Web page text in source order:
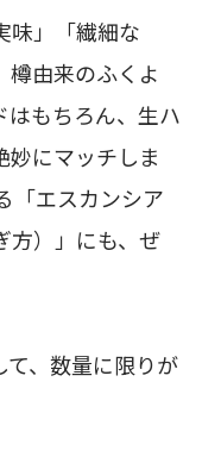
味」「繊細な
由来のふくよ
はもちろん、生ハ
妙にマッチしま
「エスカンシア
方）」にも、ぜ
、数量に限りが